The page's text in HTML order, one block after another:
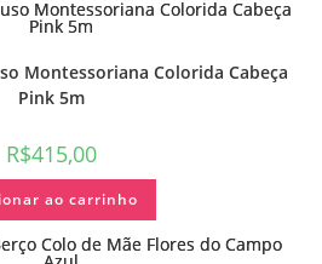
Montessoriana Colorida Cabeça
Pink 5m
R$415,00
ao carrinho